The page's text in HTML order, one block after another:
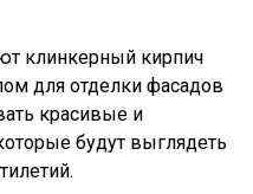
клинкерный кирпич
для отделки фасадов
красивые и
будут выглядеть